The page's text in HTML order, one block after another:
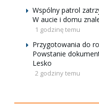
Wspólny patrol
W aucie i domu
1 godzinę temu
Przygotowania do
Powstanie
Lesko
2 godziny temu